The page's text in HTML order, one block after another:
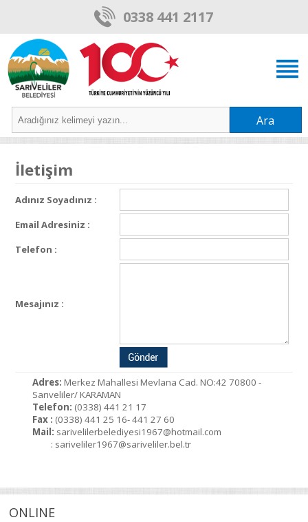
0338 441 2117
Ara
İletişim
Adınız Soyadınız :
Email Adresiniz :
Telefon :
Mesajınız :
Adres: Merkez Mahallesi Mevlana Cad. NO:42 70800 -
Sarıveliler/ KARAMAN
Telefon: (0338) 441 21 17
Fax : (0338) 441 25 16- 441 27 60
Mail: sarivelilerbelediyesi1967@hotmail.com
: sariveliler1967@sariveliler.bel.tr
ONLINE